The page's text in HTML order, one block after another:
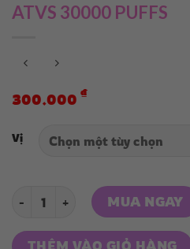
ATVS 30000 PUFFS
300.000 ₫
Vị
ATVS 30000 PUFFS số lượng
MUA NGAY
THÊM VÀO GIỎ HÀNG